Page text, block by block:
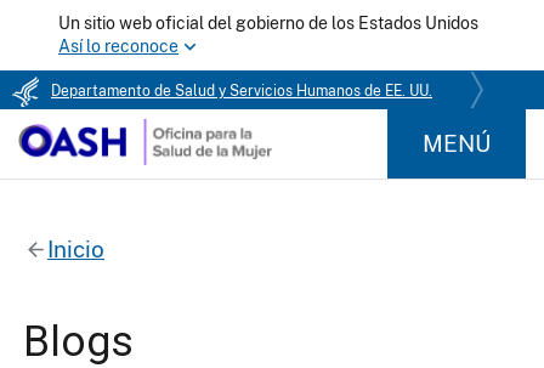
Un sitio web oficial del gobierno de los Estados Unidos
Así lo reconoce
Departamento de Salud y Servicios Humanos de EE. UU.
MENÚ
Inicio
Blogs